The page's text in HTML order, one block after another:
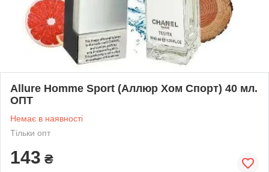
Allure Homme Sport (Аллюр Хом Спорт) 40 мл.
ОПТ
Немає в наявності
Тільки опт
143 ₴